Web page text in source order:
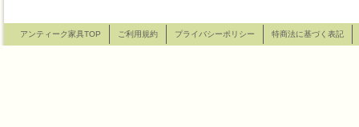
アンティーク家具TOP ご利用規約 プライバシーポリシー 特商法に基づく表記